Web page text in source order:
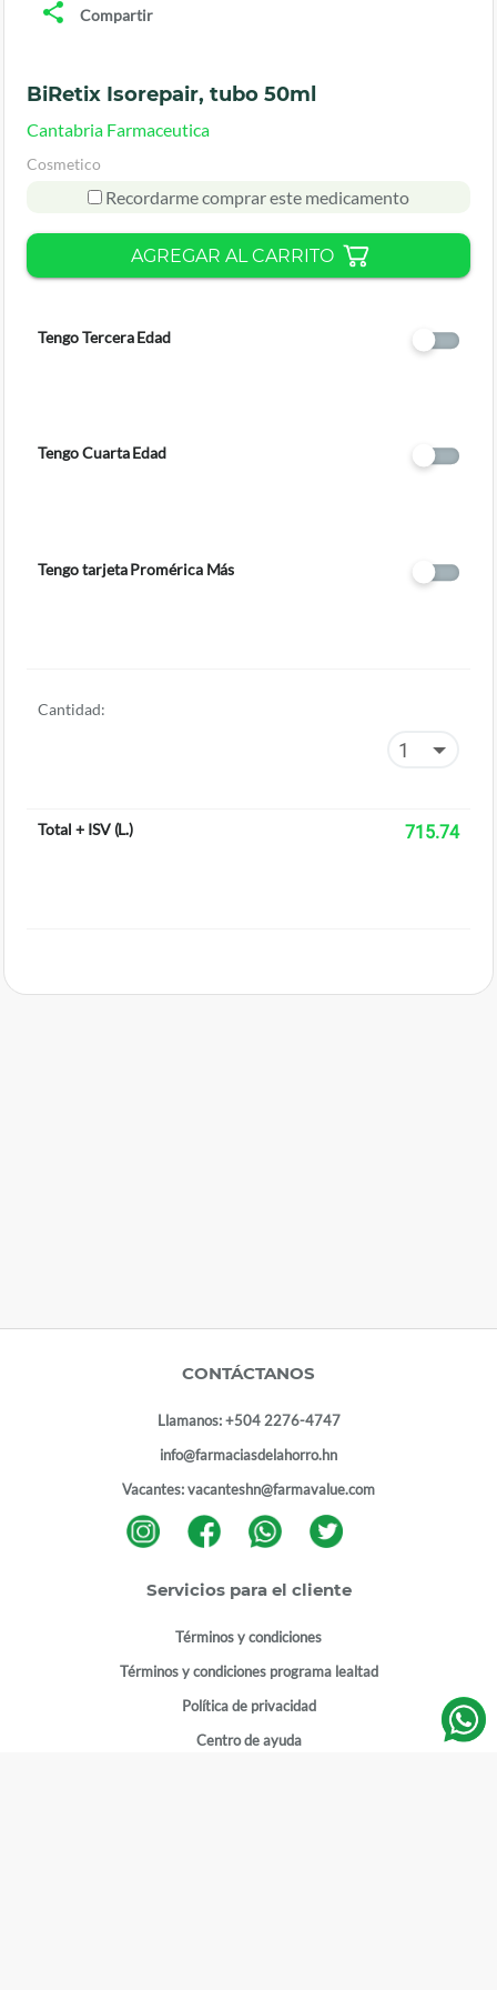
Compartir
BiRetix Isorepair, tubo 50ml
Cantabria Farmaceutica
Cosmetico
Recordarme comprar este medicamento
AGREGAR AL CARRITO
Tengo Tercera Edad
Tengo Cuarta Edad
Tengo tarjeta Promérica Más
Cantidad:
Total + ISV(L.) 715.74
CONTÁCTANOS
Llamanos:+504 2276-4747
info@farmaciasdelahorro.hn
Vacantes:vacanteshn@farmavalue.com
Servicios para el cliente
Términos y condiciones
Términos y condiciones programa lealtad
Política de privacidad
Centro de ayuda